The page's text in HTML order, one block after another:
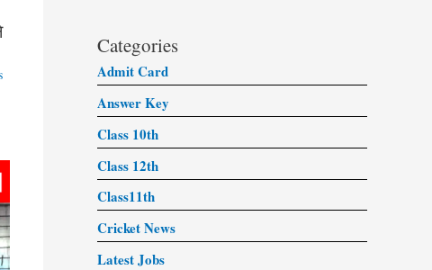
Categories
Admit Card
Answer Key
Class 10th
Class 12th
Class11th
Cricket News
Latest Jobs